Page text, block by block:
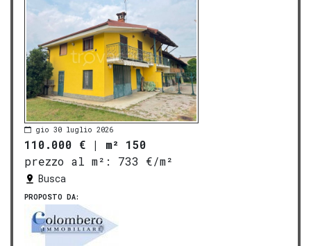
gio 30 luglio 2026
110.000 € | m² 150
prezzo al m²:
733 €/m²
Busca
PROPOSTO DA: